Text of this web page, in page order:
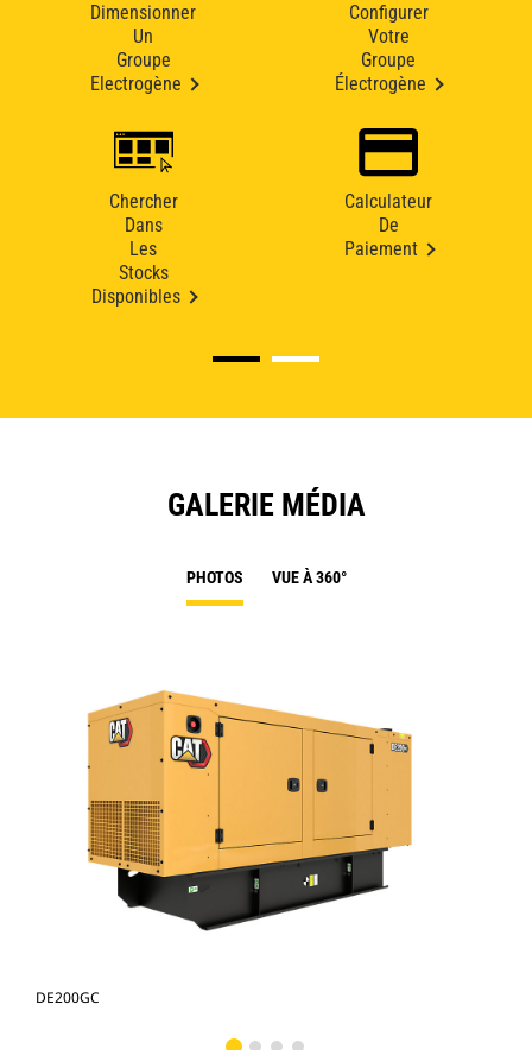
Dimensionner
Un
Groupe
Electrogène
Configurer
Votre
Groupe
Électrogène
Chercher
Dans
Les
Stocks
Disponibles
Calculateur
De
Paiement
GALERIE MÉDIA
PHOTOS VUE À 360°
DE200GC